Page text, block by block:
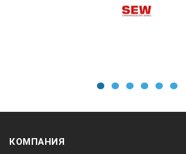
Диапазон измерений напряжения, В
0 - 600
КОМПАНИЯ